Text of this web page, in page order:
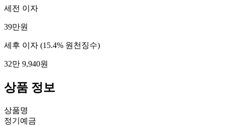
세전 이자
39만원
세후 이자 (15.4% 원천징수)
32만 9,940원
상품 정보
상품명
정기예금